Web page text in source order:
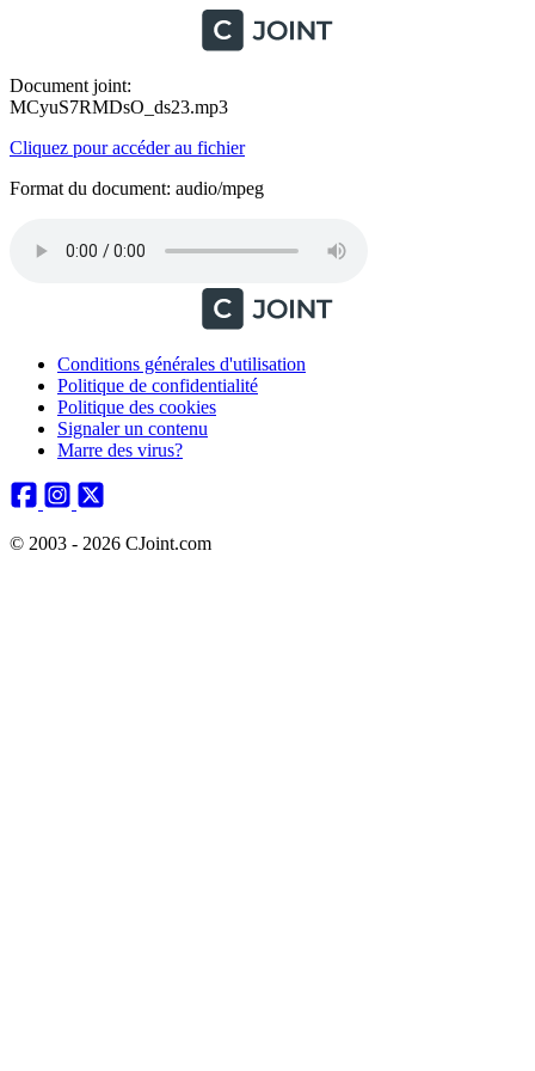
Document joint:
MCyuS7RMDsO_ds23.mp3
Cliquez pour accéder au fichier
Format du document: audio/mpeg
Conditions générales d'utilisation
Politique de confidentialité
Politique des cookies
Signaler un contenu
Marre des virus?
© 2003 - 2026 CJoint.com